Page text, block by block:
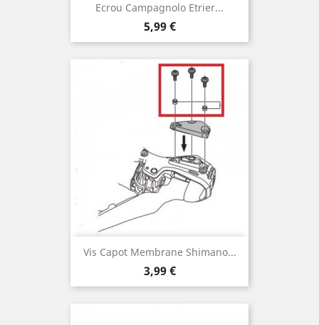
Ecrou Campagnolo Etrier...
Prix
5,99 €
Vis Capot Membrane Shimano...
Prix
3,99 €